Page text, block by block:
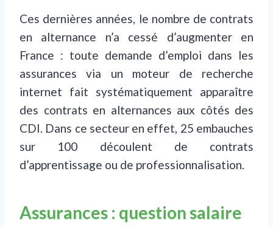
Ces dernières années, le nombre de contrats
en alternance n’a cessé d’augmenter en
France : toute demande d’emploi dans les
assurances via un moteur de recherche
internet fait systématiquement apparaître
des contrats en alternances aux côtés des
CDI. Dans ce secteur en effet, 25 embauches
sur 100 découlent de contrats
d’apprentissage ou de professionnalisation.
Assurances : question salaire